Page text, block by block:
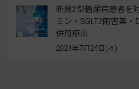
新規2型糖尿病患者を
ミン・SGLT2阻害薬・
併用療法
2024年7月24日(水)